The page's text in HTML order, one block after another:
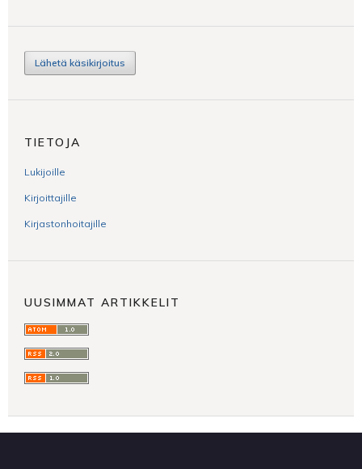
Lähetä käsikirjoitus
TIETOJA
Lukijoille
Kirjoittajille
Kirjastonhoitajille
UUSIMMAT ARTIKKELIT